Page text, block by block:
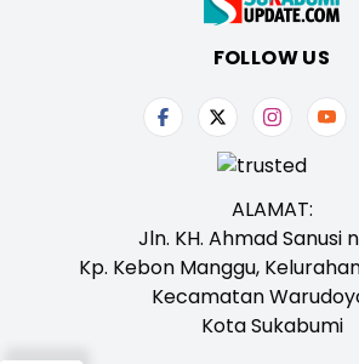
FOLLOW US
ALAMAT:
Jln. KH. Ahmad Sanusi
Kp. Kebon Manggu,
Kecamatan
Kota Sukabumi